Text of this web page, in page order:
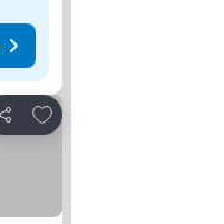
Teilen
Zu Favoriten hinzufügen